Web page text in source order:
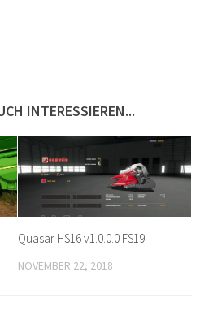
INTERESSIEREN...
Quasar HS16 v1.0.0.0 FS19
NOVEMBER 22, 2018